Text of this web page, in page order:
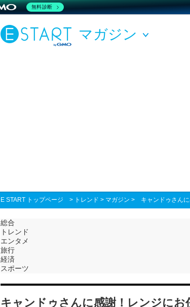
マガジン
E START トップページ > トレンド > マガジン > キャンドゥさん
総合
トレンド
エンタメ
旅行
経済
スポーツ
キャンドゥさんに感謝！レンジに
無料診断